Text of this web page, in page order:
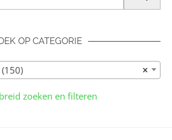
OP CATEGORIE
×
zoeken en filteren